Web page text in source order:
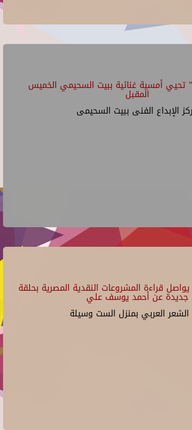
تحيي أمسية غنائية ببيت السحيمي الخميس
المقبل
الإبداع الفنى ببيت السحيمى
قراءة المشروعات النقدية المصرية بحلقة
جديدة عن أحمد يوسف علي
الشعر العربي بمنزل الست وسيلة